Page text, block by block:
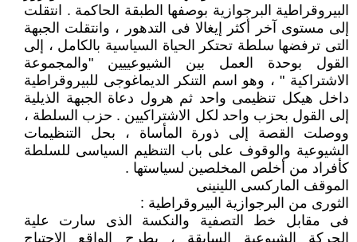
البيروقراطية البرجوازية بوصفها الطبقة الحاكمة . انتقلت
إلى مستوى آخر أكثر إيغالا فى التدهور ، وانتقلت الجبهة
التى ترفضها سلطة تحتكر الحياة السياسية بالكامل ، إلى
القول بوحدة العمل بين الشيوعييين "والمجموعة
الاشتراكية " ، وهو اسم التنكر الديماغوجى للبيروقراطية
داخل هيكل تنظيمى واحد ثم هرول دعاة الجبهة الذيلية
إلى القول بحزب واحد لكل الاشتراكيين . حزب السلطة ،
ووصلت القصة إلى ذورة المأساة ، بحل التنظيمات
الشيوعية والوقوف على باب التنظيم السياسى للسلطة
كأفراد من أخلص المخلصين لسياستها .
الموقف الماركسى اللينينى
الثورى من البرجوازية البيروقراطية :
فى مقابل خط التصفية والنكسة الذى سارت علية
الحركة الشيوعية السابقة ، يطرح الواقع الاحتياج